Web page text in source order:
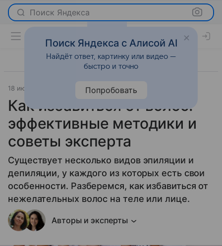
Поиск Яндекса
18 июня 2025 Лайфхаки
Как избавиться от волос:
эффективные методики и
советы эксперта
Существует несколько видов эпиляции и
депиляции, у каждого из которых есть свои
особенности. Разберемся, как избавиться от
нежелательных волос на теле или лице.
Авторы и эксперты
Поиск Яндекса с Алисой AI
Найдёт ответ, картинку или видео —
быстро и точно
Попробовать